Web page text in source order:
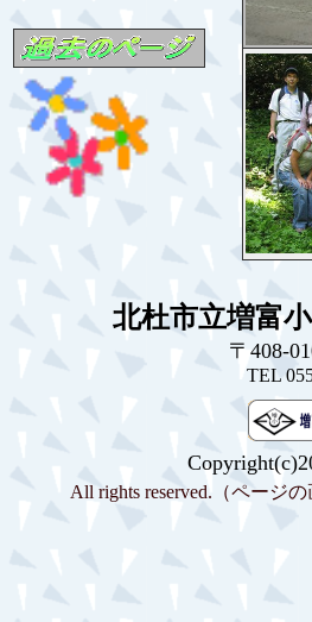
北杜市立増富
〒408-
TEL
All rights reserved.（ページ